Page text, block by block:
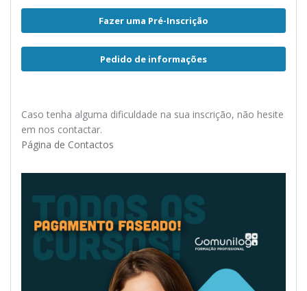
Fazer uma Pré-Inscrição
Pedido de informações
Caso tenha alguma dificuldade na sua inscrição, não hesite
em nos contactar.
Página de Contactos